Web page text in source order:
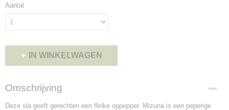
Aantal
IN WINKELWAGEN
Omschrijving
Deze sla geeft gerechten een flinke oppepper. Mizuna is een peperige